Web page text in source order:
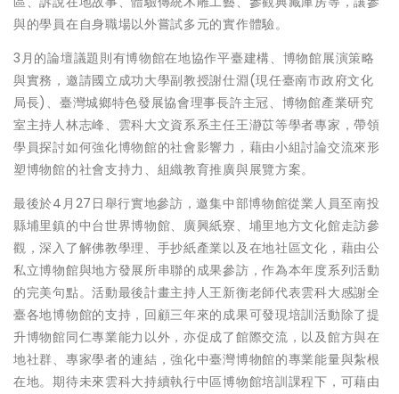
與的學員在自身職場以外嘗試多元的實作體驗。
3月的論壇議題則有博物館在地協作平臺建構、博物館展演策略
與實務，邀請國立成功大學副教授謝仕淵(現任臺南市政府文化
局長)、臺灣城鄉特色發展協會理事長許主冠、博物館產業研究
室主持人林志峰、雲科大文資系系主任王瀞苡等學者專家，帶領
學員探討如何強化博物館的社會影響力，藉由小組討論交流來形
塑博物館的社會支持力、組織教育推廣與展覽方案。
最後於4月27日舉行實地參訪，邀集中部博物館從業人員至南投
縣埔里鎮的中台世界博物館、廣興紙寮、埔里地方文化館走訪參
觀，深入了解佛教學理、手抄紙產業以及在地社區文化，藉由公
私立博物館與地方發展所串聯的成果參訪，作為本年度系列活動
的完美句點。活動最後計畫主持人王新衡老師代表雲科大感謝全
臺各地博物館的支持，回顧三年來的成果可發現培訓活動除了提
升博物館同仁專業能力以外，亦促成了館際交流，以及館方與在
地社群、專家學者的連結，強化中臺灣博物館的專業能量與紮根
在地。期待未來雲科大持續執行中區博物館培訓課程下，可藉由